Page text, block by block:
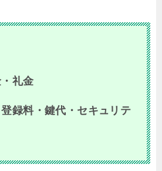
礼金
録料・鍵代・セキュリテ